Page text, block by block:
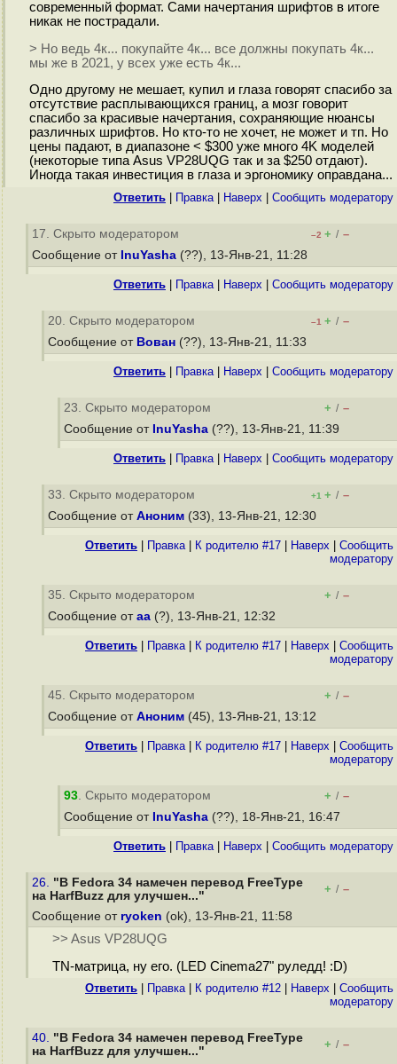
современный формат. Сами начертания шрифтов в итоге
никак не пострадали.
> Но ведь 4к... покупайте 4к... все должны покупать 4к...
мы же в 2021, у всех уже есть 4к...
Одно другому не мешает, купил и глаза говорят спасибо за
отсутствие расплывающихся границ, а мозг говорит
спасибо за красивые начертания, сохраняющие нюансы
различных шрифтов. Но кто-то не хочет, не может и тп. Но
цены падают, в диапазоне < $300 уже много 4K моделей
(некоторые типа Asus VP28UQG так и за $250 отдают).
Иногда такая инвестиция в глаза и эргономику оправдана...
Ответить Правка| Наверх Cообщить модератору
17. Скрыто модератором –2 + / –
Сообщение от InuYasha (??), 13-Янв-21, 11:28
Ответить Правка| Наверх Cообщить модератору
20. Скрыто модератором –1 + / –
Сообщение от Вован (??), 13-Янв-21, 11:33
Ответить Правка| Наверх Cообщить модератору
23. Скрыто модератором + / –
Сообщение от InuYasha (??), 13-Янв-21, 11:39
Ответить Правка| Наверх Cообщить модератору
33. Скрыто модератором +1 + / –
Сообщение от Аноним (33), 13-Янв-21, 12:30
Ответить Правка| К родителю #17 Наверх
Cообщить
модератору
35. Скрыто модератором + / –
Сообщение от aa (?), 13-Янв-21, 12:32
Ответить Правка| К родителю #17 Наверх
Cообщить
модератору
45. Скрыто модератором + / –
Сообщение от Аноним (45), 13-Янв-21, 13:12
Ответить Правка| К родителю #17 Наверх
Cообщить
модератору
93. Скрыто модератором + / –
Сообщение от InuYasha (??), 18-Янв-21, 16:47
Ответить Правка| Наверх Cообщить модератору
26. "В Fedora 34 намечен перевод FreeType
на HarfBuzz для улучшен..."
+ / –
Сообщение от ryoken (ok), 13-Янв-21, 11:58
>> Asus VP28UQG
TN-матрица, ну его. (LED Cinema27" руледд! :D)
Ответить Правка| К родителю #12 Наверх
Cообщить
модератору
40. "В Fedora 34 намечен перевод FreeType
на HarfBuzz для улучшен..."
+ / –